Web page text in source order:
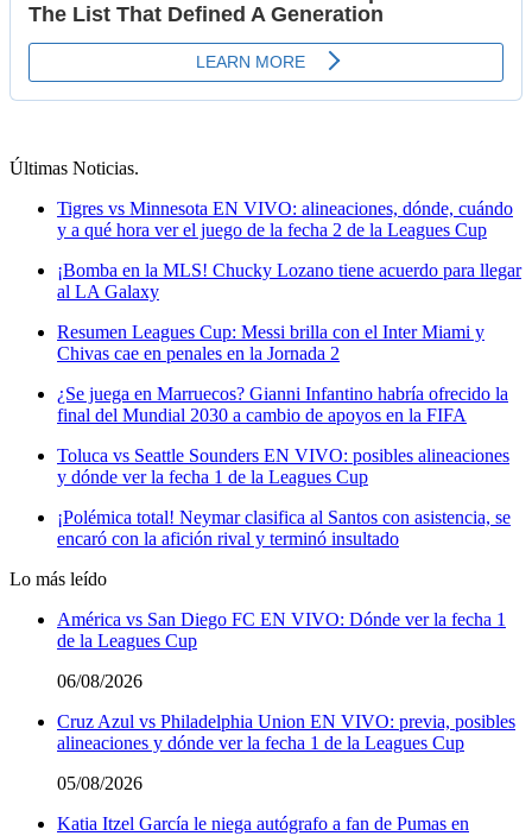
Últimas Noticias.
Tigres vs Minnesota EN VIVO: alineaciones, dónde, cuándo
y a qué hora ver el juego de la fecha 2 de la Leagues Cup
¡Bomba en la MLS! Chucky Lozano tiene acuerdo para llegar
al LA Galaxy
Resumen Leagues Cup: Messi brilla con el Inter Miami y
Chivas cae en penales en la Jornada 2
¿Se juega en Marruecos? Gianni Infantino habría ofrecido la
final del Mundial 2030 a cambio de apoyos en la FIFA
Toluca vs Seattle Sounders EN VIVO: posibles alineaciones
y dónde ver la fecha 1 de la Leagues Cup
¡Polémica total! Neymar clasifica al Santos con asistencia, se
encaró con la afición rival y terminó insultado
Lo más leído
América vs San Diego FC EN VIVO: Dónde ver la fecha 1
de la Leagues Cup
06/08/2026
Cruz Azul vs Philadelphia Union EN VIVO: previa, posibles
alineaciones y dónde ver la fecha 1 de la Leagues Cup
05/08/2026
Katia Itzel García le niega autógrafo a fan de Pumas en